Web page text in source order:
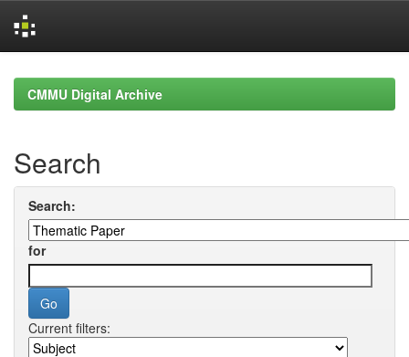
navigationCMMU Digital Archive
Search
Search:
for
Current filters: